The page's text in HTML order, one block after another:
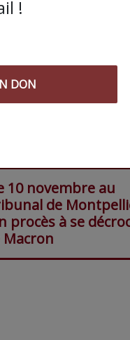
10 novembre au
de
procès à se
Macron
!
DON